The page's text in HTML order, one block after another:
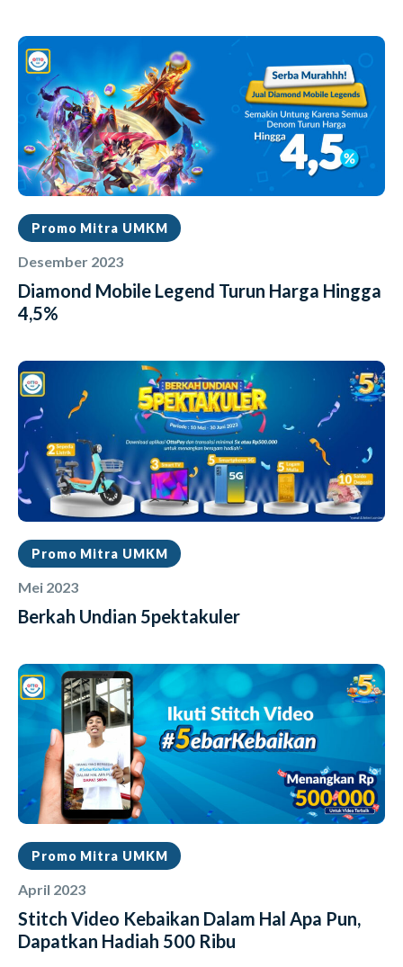
Promo Mitra UMKM
Desember 2023
Diamond Mobile Legend Turun Harga Hingga
4,5%
Promo Mitra UMKM
Mei 2023
Berkah Undian 5pektakuler
Promo Mitra UMKM
April 2023
Stitch Video Kebaikan Dalam Hal Apa Pun,
Dapatkan Hadiah 500 Ribu